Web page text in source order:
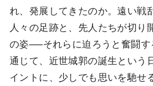
れ、発展してきたのか。遠い戦
人々の足跡と、先人たちが切り
の姿──それらに迫ろうと奮闘
通じて、近世城郭の誕生という
イントに、少しでも思いを馳せ